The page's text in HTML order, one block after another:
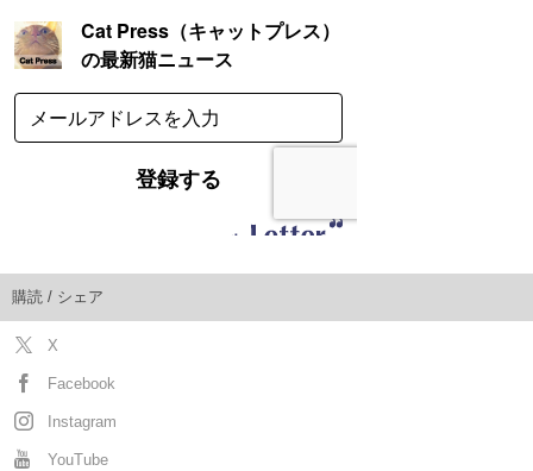
購読 / シェア
X
Facebook
Instagram
YouTube